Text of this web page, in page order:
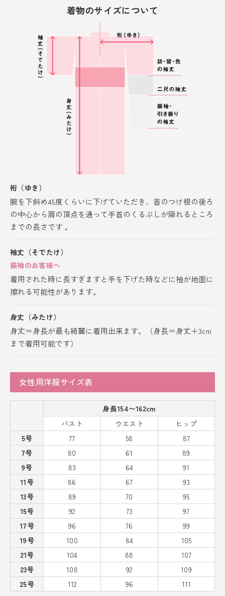
着物のサイズについて
裄（ゆき）
腕を下斜め45度くらいに下げていただき、首のつけ根の後ろ
の中心から肩の頂点を通って手首のくるぶしが隠れるところ
までの長さです 。
袖丈（そでたけ）
振袖のお客様へ
着用された時に長すぎますと手を下げた時などに袖が地面に
擦れる可能性があります。
身丈（みたけ）
身丈＝身長が最も綺麗に着用出来ます。（身長＝身丈＋3cm
まで着用可能です）
女性用洋服サイズ表
身長154〜162cm
バスト
ウエスト
ヒップ
5号
77 58
87
7号
80 61
89
9号
83 64
91
11号
86 67
93
13号
89 70
95
15号
92 73
97
17号
96 76
99
19号
100 84
105
21号
104 88
107
23号
108 92
109
25号
112 96 111